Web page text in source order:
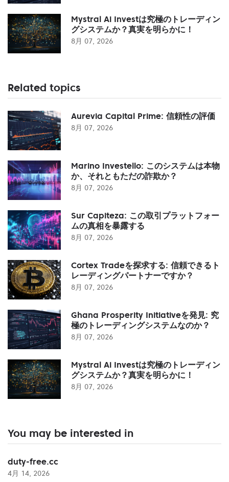
Mystral Ai Investは究極のトレーディン
グシステムか？真実を明らかに！
8月 07, 2026
Related topics
Aurevia Capital Prime: 信頼性の評価
8月 07, 2026
Marino Investello: このシステムは本物
か、それともただの詐欺か？
8月 07, 2026
Sur Capiteza: この取引プラットフォー
ムの真相を暴露する
8月 07, 2026
Cortex Tradeを探求する: 信頼できるト
レーディングパートナーですか？
8月 07, 2026
Ghana Prosperity Initiativeを発見: 究
極のトレーディングシステムなのか？
8月 07, 2026
Mystral Ai Investは究極のトレーディン
グシステムか？真実を明らかに！
8月 07, 2026
You may be interested in
duty-free.cc
4月 14, 2026